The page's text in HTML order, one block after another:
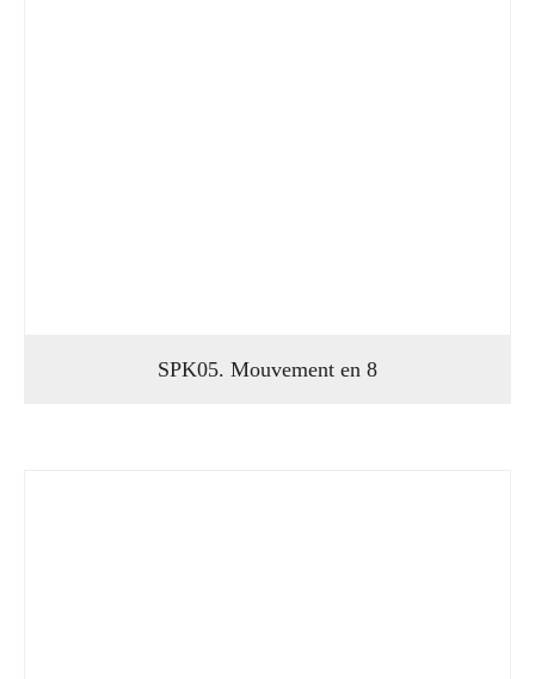
SPK05. Mouvement en 8